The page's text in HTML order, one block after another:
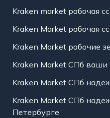
Kraken market рабочая
Kraken Market рабочая
Kraken Market рабочие
Kraken Market СПб
Kraken Market СПб
Kraken Market СПб
Петербурге